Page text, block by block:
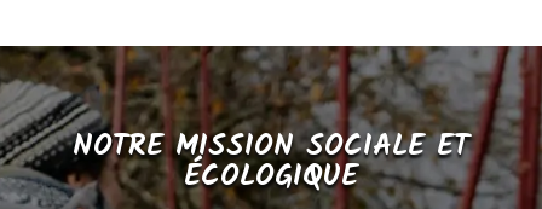
NOTRE MISSION SOCIALE ET
ÉCOLOGIQUE